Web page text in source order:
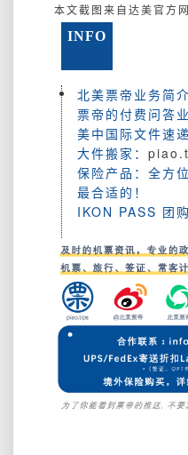
本文截图来自达美官方
INFO
北美票帝业务简
票帝的付费问答
美中国际文件速
大件搬家：
保险产品：全方
最合适的！
IKON PASS 团购